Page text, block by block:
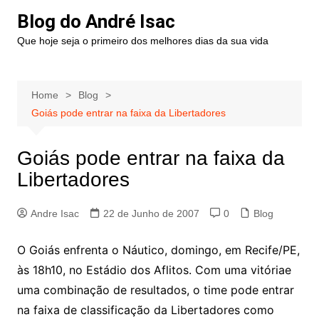
Blog do André Isac
Que hoje seja o primeiro dos melhores dias da sua vida
Home
Blog
Goiás pode entrar na faixa da Libertadores
Goiás pode entrar na faixa da
Libertadores
Andre Isac 22 de Junho de 2007 0 Blog
O Goiás enfrenta o Náutico, domingo, em Recife/PE,
às 18h10, no Estádio dos Aflitos. Com uma vitóriae
uma combinação de resultados, o time pode entrar
na faixa de classificação da Libertadores como